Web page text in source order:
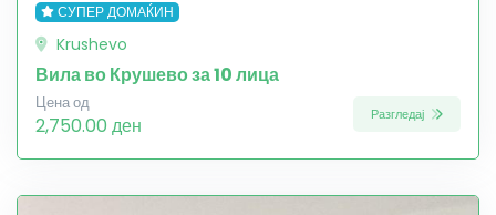
СУПЕР ДОМАЌИН
Krushevo
Вила во Крушево за 10 лица
Цена од
2,750.00 ден Разгледај